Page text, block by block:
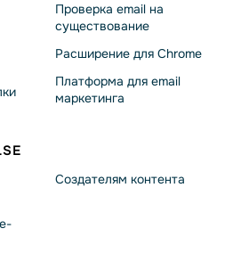
Проверка email на
существование
Расширение для Chrome
Платформа для email
маркетинга
Создателям контента